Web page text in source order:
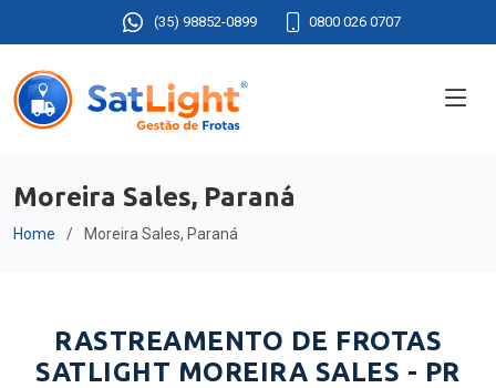
(35) 98852-0899 0800 026 0707
Moreira Sales, Paraná
Home Moreira Sales, Paraná
RASTREAMENTO DE FROTAS
SATLIGHT MOREIRA SALES - PR